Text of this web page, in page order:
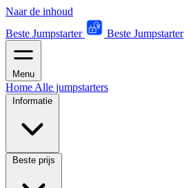
Naar de inhoud
Beste Jumpstarter
Beste Jumpstarter
Menu
Home Alle jumpstarters
Informatie
Beste prijs